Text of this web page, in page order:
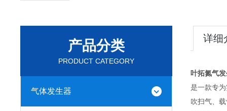
产品分类
PRODUCT CATEGORY
气体发生器
详细
叶拓氮气
是一款专
吹扫气、